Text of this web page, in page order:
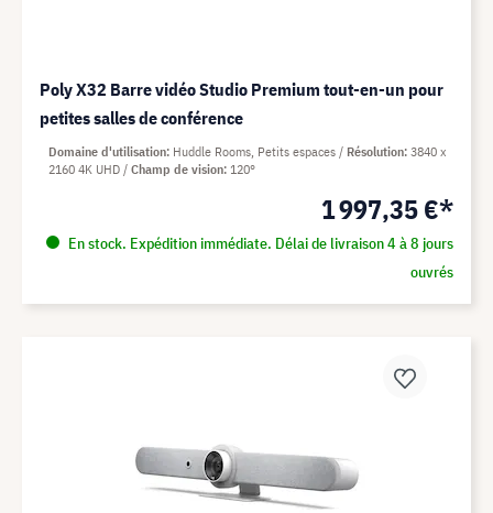
Poly X32 Barre vidéo Studio Premium tout-en-un pour
petites salles de conférence
1 997,35 €*
En stock. Expédition immédiate. Délai de livraison 4 à 8 jours
ouvrés
Domaine d'utilisation Huddle Rooms, Petits espaces Résolution 3840 x
2160 4K UHD
Champ de vision 120°